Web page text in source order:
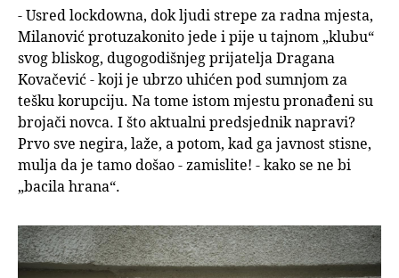
- Usred lockdowna, dok ljudi strepe za radna mjesta,
Milanović protuzakonito jede i pije u tajnom „klubu“
svog bliskog, dugogodišnjeg prijatelja Dragana
Kovačević - koji je ubrzo uhićen pod sumnjom za
tešku korupciju. Na tome istom mjestu pronađeni su
brojači novca. I što aktualni predsjednik napravi?
Prvo sve negira, laže, a potom, kad ga javnost stisne,
mulja da je tamo došao - zamislite! - kako se ne bi
„bacila hrana“.